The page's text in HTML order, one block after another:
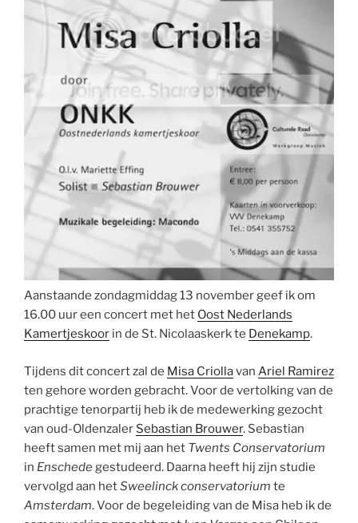
Aanstaande zondagmiddag 13 november geef ik om
16.00 uur een concert met het Oost Nederlands
Kamertjeskoor in de St. Nicolaaskerk te Denekamp.
Tijdens dit concert zal de Misa Criollavan Ariel Ramirez
ten gehore worden gebracht. Voor de vertolking van de
prachtige tenorpartij heb ik de medewerking gezocht
van oud-Oldenzaler Sebastian Brouwer. Sebastian
heeft samen met mij aan het Twents Conservatorium
in Enschedegestudeerd. Daarna heeft hij zijn studie
vervolgd aan hetSweelinck conservatorium te
Amsterdam. Voor de begeleiding van de Misa heb ik de